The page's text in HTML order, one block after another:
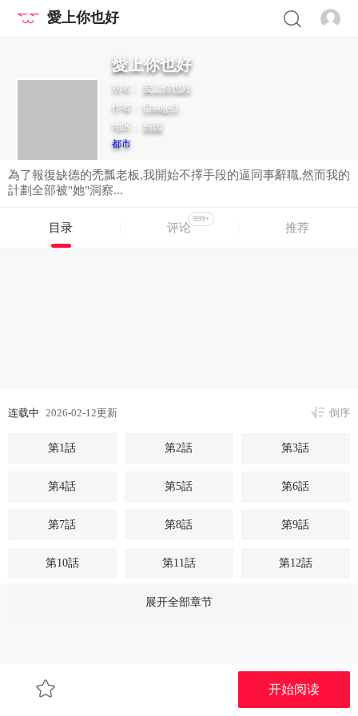
愛上你也好
愛上你也好
别名： 爱上你也好
作者： Chang-O
地区： 韩国
都市
為了報復缺德的禿瓢老板,我開始不擇手段的逼同事辭職,然而我的
計劃全部被"她"洞察...
目录 评论
999+
推荐
连载中 2026-02-12更新 倒序
第1話 第2話 第3話
第4話 第5話 第6話
第7話 第8話 第9話
第10話 第11話 第12話
第14話
第19話
开始阅读
展开全部章节